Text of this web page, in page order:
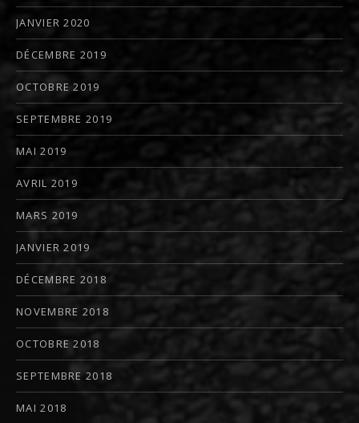
JANVIER 2020
DÉCEMBRE 2019
OCTOBRE 2019
SEPTEMBRE 2019
MAI 2019
AVRIL 2019
MARS 2019
JANVIER 2019
DÉCEMBRE 2018
NOVEMBRE 2018
OCTOBRE 2018
SEPTEMBRE 2018
MAI 2018